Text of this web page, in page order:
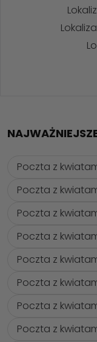
Poczta z
Poczta z
Poczta z
Poczta z
Poczta z
Poczta z
Poczta z
Poczta z